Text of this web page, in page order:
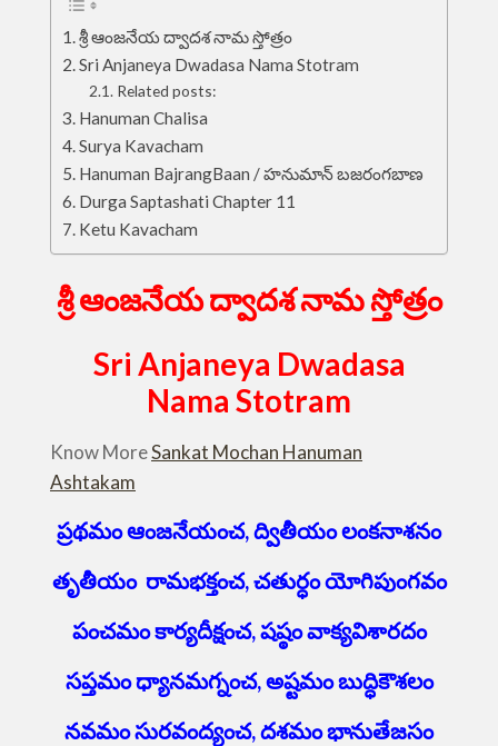
శ్రీ ఆంజనేయ ద్వాదశ నామ స్తోత్రం
Sri Anjaneya Dwadasa Nama Stotram
Related posts:
Hanuman Chalisa
Surya Kavacham
Hanuman BajrangBaan / హనుమాన్ బజరంగబాణ
Durga Saptashati Chapter 11
Ketu Kavacham
శ్రీ ఆంజనేయ ద్వాదశ నామ స్తోత్రం
Sri Anjaneya Dwadasa
Nama Stotram
Know MoreSankat Mochan Hanuman
Ashtakam
ప్రథమం ఆంజనేయంచ, ద్వితీయం లంకనాశనం
తృతీయం రామభక్తంచ, చతుర్ధం యోగిపుంగవం
పంచమం కార్యదీక్షంచ, షష్ఠం వాక్యవిశారదం
సప్తమం ధ్యానమగ్నంచ, అష్టమం బుద్ధికౌశలం
నవమం సురవంద్యంచ, దశమం భానుతేజసం